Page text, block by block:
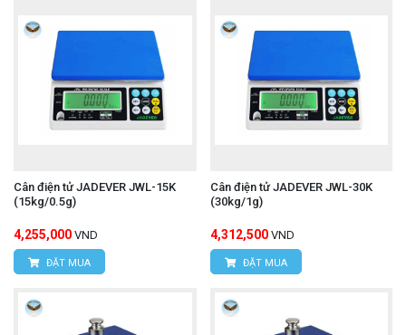
Cân điện tử JADEVER JWL-15K
(15kg/0.5g)
4,255,000 VND
ĐẶT MUA
Cân điện tử JADEVER JWL-30K
(30kg/1g)
4,312,500 VND
ĐẶT MUA